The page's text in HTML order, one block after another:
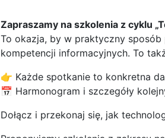
Zapraszamy na szkolenia z cyklu
To okazja, by w praktyczny
kompetencji informacyjnych. To
👉 Każde spotkanie to konkretna
📅 Harmonogram i szczegóły
Dołącz i przekonaj się, jak